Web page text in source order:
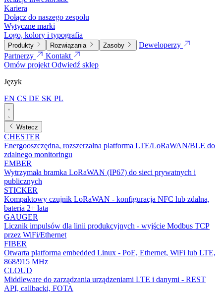
Kariera
Dołącz do naszego zespołu
Wytyczne marki
Logo, kolory i typografia
Produkty Rozwiązania Zasoby
Deweloperzy
Partnerzy
Kontakt
Omów projektOdwiedź sklep
Język
EN CS DE SK PL
Wstecz
CHESTER
Energooszczędna, rozszerzalna platforma LTE/LoRaWAN/BLE do
zdalnego monitoringu
EMBER
Wytrzymała bramka LoRaWAN (IP67) do sieci prywatnych i
publicznych
STICKER
Kompaktowy czujnik LoRaWAN - konfiguracja NFC lub zdalna,
bateria 2+ lata
GAUGER
Licznik impulsów dla linii produkcyjnych - wyjście Modbus TCP
przez WiFi/Ethernet
FIBER
Otwarta platforma embedded Linux - PoE, Ethernet, WiFi lub LTE,
868/915 MHz
CLOUD
Middleware do zarządzania urządzeniami LTE i danymi - REST
API, callbacki, FOTA